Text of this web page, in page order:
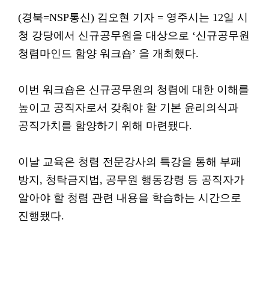
(경북=NSP통신) 김오현 기자 = 영주시는 12일 시
청 강당에서 신규공무원을 대상으로 ‘신규공무원
청렴마인드 함양 워크숍’ 을 개최했다.
이번 워크숍은 신규공무원의 청렴에 대한 이해를
높이고 공직자로서 갖춰야 할 기본 윤리의식과
공직가치를 함양하기 위해 마련됐다.
이날 교육은 청렴 전문강사의 특강을 통해 부패
방지, 청탁금지법, 공무원 행동강령 등 공직자가
알아야 할 청렴 관련 내용을 학습하는 시간으로
진행됐다.